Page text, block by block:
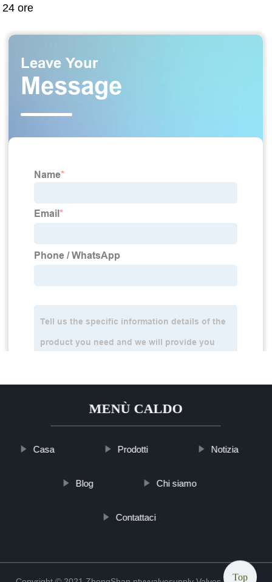
24 ore
MENÙ CALDO
Casa Prodotti Notizia
Blog Chi siamo
Contattaci